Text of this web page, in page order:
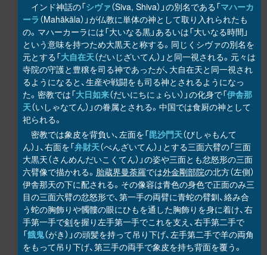
インド神話の「シヴァ（Siva, Shiva）」の別名である「マハーカ
ーラ （Mahākāla）」が仏教に単体の神として取り入れられたも
の。マハーカーラには「大いなる黒」あるいは「大いなる時間」
という意味を持つため大黒天と称する。同じくシヴァの別名を
元とする「大自在天（だいじざいてん）」と同一視される。元々は
寺院の守護と豊穣を司る神であったが、大自在天と同一視され
るようになると、生産や戦闘をも司る神とされるようになっ
た。密教では「大日如来（だいにちにょらい）」の化身で「伊舎那
天（いしゃなてん）」の眷属とされる。中国では食厨の神として
祀られる。
密教では象皮を背負い、左面を「毘沙門天（びしゃもんて
ん）」、右面を「弁財天（べんざいてん）」とする三面六臂の「三面
大黒天（さんめんだいこくてん）」の姿や三面とも忿怒形の三面
六臂像で描かれる。 胎蔵界曼荼羅では外金剛部院の北方（左側）
伊舎那天の下に配される。その像容は青色の身色で正面のみ三
目の三面六臂の忿怒形で、第一手の両臂に青蛇の臂釧、絡み合
う蛇の胸飾りや髑髏の眼にひもを通した胸飾りを身に着け、右
手第一手で剣を握り左手第一手でこれを支え、右手第二手で
「餓鬼（がき）」の頭髪を持って吊り下げ、左手第二手で羊の両角
をもって吊り下げ、第三手の両手で象皮を持ち背面を覆う。